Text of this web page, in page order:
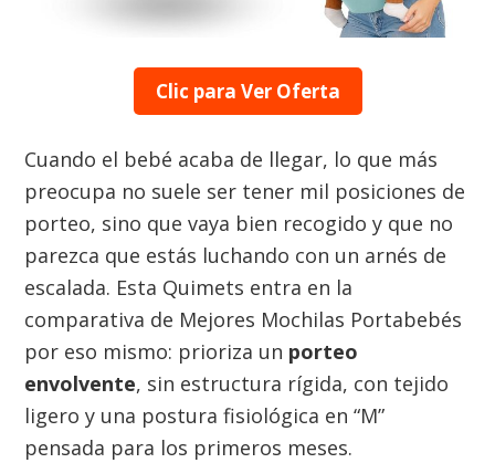
Clic para Ver Oferta
Cuando el bebé acaba de llegar, lo que más
preocupa no suele ser tener mil posiciones de
porteo, sino que vaya bien recogido y que no
parezca que estás luchando con un arnés de
escalada. Esta Quimets entra en la
comparativa de Mejores Mochilas Portabebés
por eso mismo: prioriza un porteo
envolvente, sin estructura rígida, con tejido
ligero y una postura fisiológica en “M”
pensada para los primeros meses.